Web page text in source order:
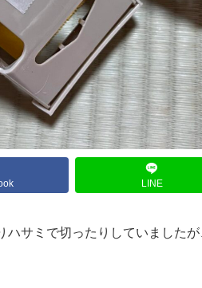
LINE
ハサミで切ったりしていました